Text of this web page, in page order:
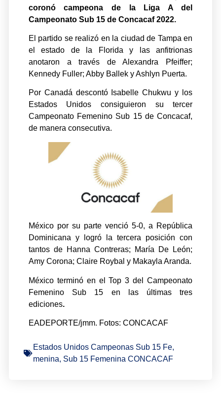
coronó campeona de la Liga A del
Campeonato Sub 15 de Concacaf 2022.
El partido se realizó en la ciudad de Tampa en
el estado de la Florida y las anfitrionas
anotaron a través de Alexandra Pfeiffer;
Kennedy Fuller; Abby Ballek y Ashlyn Puerta.
Por Canadá descontó Isabelle Chukwu y los
Estados Unidos consiguieron su tercer
Campeonato Femenino Sub 15 de Concacaf,
de manera consecutiva.
México por su parte venció 5-0, a República
Dominicana y logró la tercera posición con
tantos de Hanna Contreras; María De León;
Amy Corona; Claire Roybal y Makayla Aranda.
México terminó en el Top 3 del Campeonato
Femenino Sub 15 en las últimas tres
ediciones.
EADEPORTE/jmm. Fotos: CONCACAF
Estados Unidos Campeonas Sub 15 Fe,
menina, Sub 15 Femenina CONCACAF